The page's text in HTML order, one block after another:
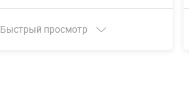
Быстрый просмотр